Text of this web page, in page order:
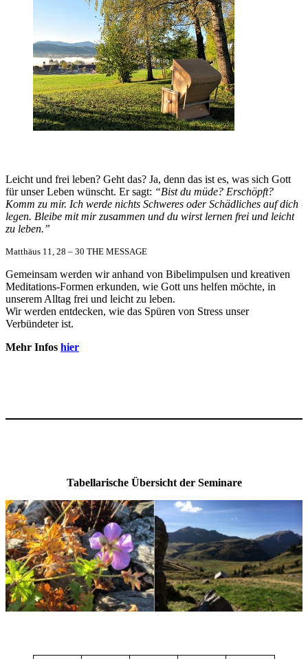
Leicht und frei leben? Geht das? Ja, denn das ist es, was sich Gott
für unser Leben wünscht. Er sagt: “Bist du müde? Erschöpft?
Komm zu mir. Ich werde nichts Schweres oder Schädliches auf dich
legen. Bleibe mit mir zusammen und du wirst lernen frei und leicht
zu leben.”
Matthäus 11, 28 – 30 THE MESSAGE
Gemeinsam werden wir anhand von Bibelimpulsen und kreativen
Meditations-Formen erkunden, wie Gott uns helfen möchte, in
unserem Alltag frei und leicht zu leben.
Wir werden entdecken, wie das Spüren von Stress unser
Verbündeter ist.
Mehr Infos hier
Tabellarische Übersicht der Seminare